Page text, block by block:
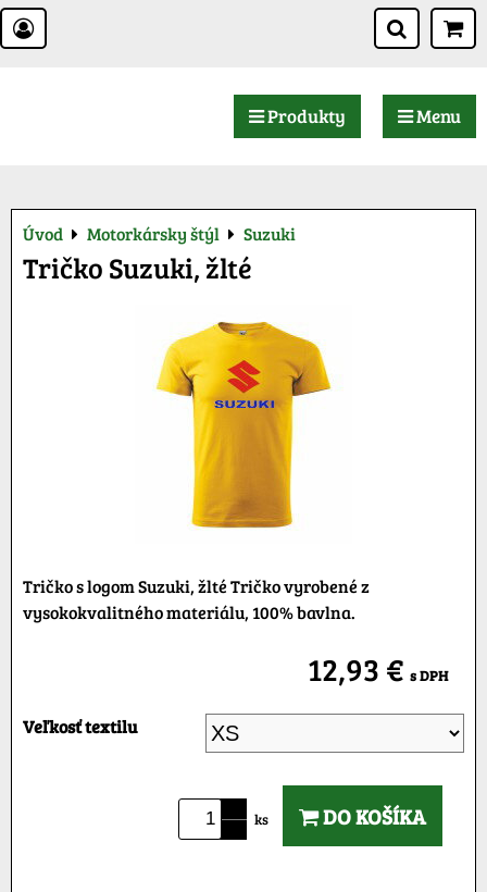
Produkty Menu
Úvod Motorkársky štýl Suzuki
Tričko Suzuki, žlté
Tričko s logom Suzuki, žlté Tričko vyrobené z
vysokokvalitného materiálu, 100% bavlna.
12,93 € s DPH
Veľkosť textilu
ks DO KOŠÍKA